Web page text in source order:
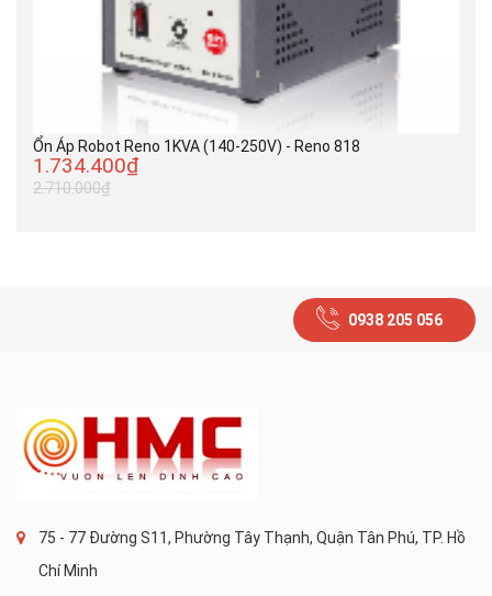
Ổn Áp Robot Reno 1KVA (140-250V) - Reno 818
1.734.400₫
2.710.000₫
0938 205 056
75 - 77 Đường S11, Phường Tây Thạnh, Quận Tân Phú, TP. Hồ
Chí Minh